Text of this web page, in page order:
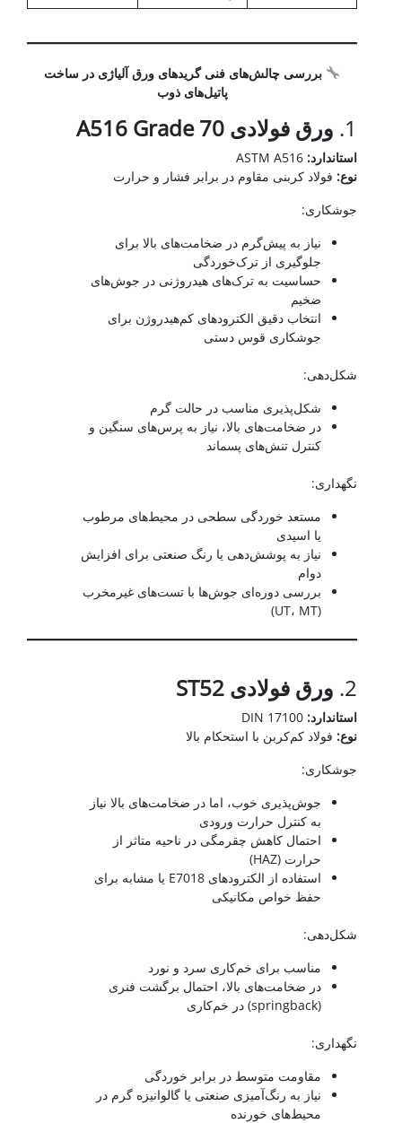
بررسی چالش‌های فنی گریدهای ورق آلیاژی در ساخت
پاتیل‌های ذوب
1. ورق فولادی
استاندارد:
نوع: فولاد کربنی مقاوم در برابر فشار و حرارت
جوشکاری:
نیاز به پیش‌گرم در ضخامت‌های بالا برای
جلوگیری از ترک‌خوردگی
حساسیت به ترک‌های هیدروژنی در جوش‌های
ضخیم
انتخاب دقیق الکترودهای کم‌هیدروژن برای
جوشکاری قوس دستی
شکل‌دهی:
شکل‌پذیری مناسب در حالت گرم
در ضخامت‌های بالا، نیاز به پرس‌های سنگین و
کنترل تنش‌های پسماند
نگهداری:
مستعد خوردگی سطحی در محیط‌های مرطوب
یا اسیدی
نیاز به پوشش‌دهی یا رنگ صنعتی برای افزایش
دوام
بررسی دوره‌ای جوش‌ها با تست‌های غیرمخرب
(UT، MT)
2. ورق فولادی
استاندارد:
نوع: فولاد کم‌کربن با استحکام بالا
جوشکاری:
جوش‌پذیری خوب، اما در ضخامت‌های بالا نیاز
به کنترل حرارت ورودی
احتمال کاهش چقرمگی در ناحیه متاثر از
حرارت (HAZ)
استفاده از الکترودهای E7018 یا مشابه برای
حفظ خواص مکانیکی
شکل‌دهی:
مناسب برای خم‌کاری سرد و نورد
در ضخامت‌های بالا، احتمال برگشت فنری
(springback) در خم‌کاری
نگهداری:
مقاومت متوسط در برابر خوردگی
نیاز به رنگ‌آمیزی صنعتی یا گالوانیزه گرم در
محیط‌های خورنده